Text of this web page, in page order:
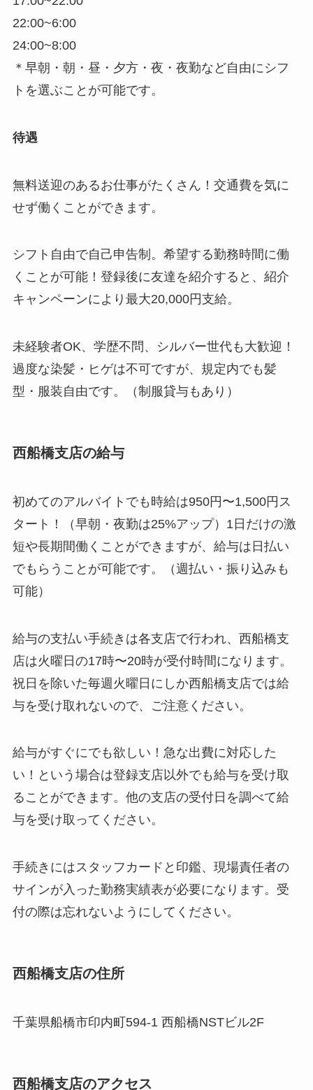
22:00~6:00
24:00~8:00
＊早朝・朝・昼・夕方・夜・夜勤など自由にシフ
トを選ぶことが可能です。
待遇
無料送迎のあるお仕事がたくさん！交通費を気に
せず働くことができます。
シフト自由で自己申告制。希望する勤務時間に働
くことが可能！登録後に友達を紹介すると、紹介
キャンペーンにより最大20,000円支給。
未経験者OK、学歴不問、シルバー世代も大歓迎！
過度な染髪・ヒゲは不可ですが、規定内でも髪
型・服装自由です。（制服貸与もあり）
西船橋支店の給与
初めてのアルバイトでも時給は950円〜1,500円ス
タート！（早朝・夜勤は25%アップ）1日だけの激
短や長期間働くことができますが、給与は日払い
でもらうことが可能です。（週払い・振り込みも
可能）
給与の支払い手続きは各支店で行われ、西船橋支
店は火曜日の17時〜20時が受付時間になります。
祝日を除いた毎週火曜日にしか西船橋支店では給
与を受け取れないので、ご注意ください。
給与がすぐにでも欲しい！急な出費に対応した
い！という場合は登録支店以外でも給与を受け取
ることができます。他の支店の受付日を調べて給
与を受け取ってください。
手続きにはスタッフカードと印鑑、現場責任者の
サインが入った勤務実績表が必要になります。受
付の際は忘れないようにしてください。
西船橋支店の住所
千葉県船橋市印内町594-1 西船橋NSTビル2F
西船橋支店のアクセス